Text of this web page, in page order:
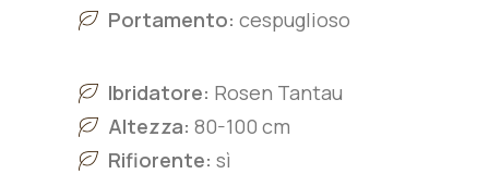
Portamento: cespuglioso
Ibridatore: Rosen Tantau
Altezza: 80-100 cm
Rifiorente: sì